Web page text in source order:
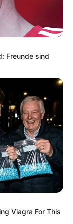
sich ein
langer
der aus drei
sowie am
besteht.
300 Jahren
Freunde sind
Viagra For This